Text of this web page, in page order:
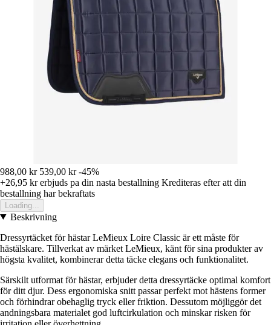
988,00 kr 539,00 kr -45%
+26,95 krerbjuds pa din nasta bestallning Krediteras efter att din
bestallning har bekraftats
Loading...
Beskrivning
Dressyrtäcket för hästar LeMieux Loire Classic är ett måste för
hästälskare. Tillverkat av märket LeMieux, känt för sina produkter av
högsta kvalitet, kombinerar detta täcke elegans och funktionalitet.
Särskilt utformat för hästar, erbjuder detta dressyrtäcke optimal komfort
för ditt djur. Dess ergonomiska snitt passar perfekt mot hästens former
och förhindrar obehaglig tryck eller friktion. Dessutom möjliggör det
andningsbara materialet god luftcirkulation och minskar risken för